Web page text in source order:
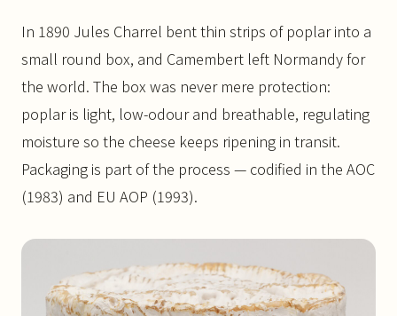
In 1890 Jules Charrel bent thin strips of poplar into a
small round box, and Camembert left Normandy for
the world. The box was never mere protection:
poplar is light, low-odour and breathable, regulating
moisture so the cheese keeps ripening in transit.
Packaging is part of the process — codified in the AOC
(1983) and EU AOP (1993).